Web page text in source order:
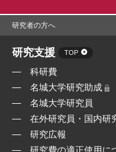
研究者の方へ
研究支援 TOP
科研費
名城大学研究助成
名城大学研究員
在外研究員・国内研
研究広報